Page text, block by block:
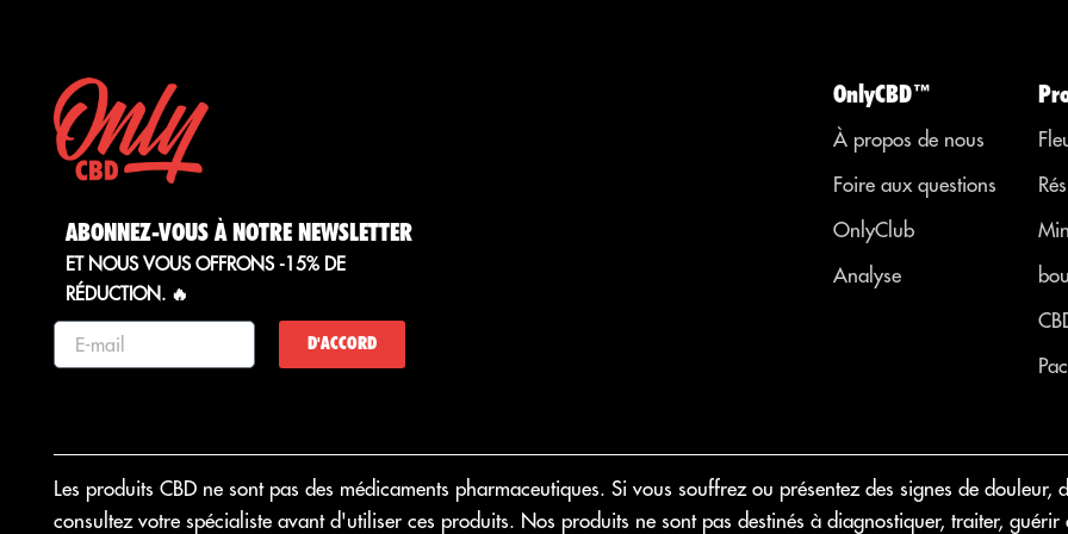
ABONNEZ-VOUS À NOTRE NEWSLETTER
ET NOUS VOUS OFFRONS -15% DE
RÉDUCTION. 🔥
D'ACCORD
OnlyCBD™
À propos de nous
Foire aux questions
OnlyClub
Analyse
Les produits CBD ne sont pas des médicaments pharmaceutiques. Si vous souffrez ou présentez des signes de
consultez votre spécialiste avant d'utiliser ces produits. Nos produits ne sont pas destinés à diagnostiquer, traiter,